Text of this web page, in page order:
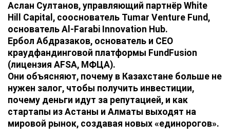
Аслан Султанов, управляющий партнёр White
Hill Capital, сооснователь Tumar Venture Fund,
основатель Al-Farabi Innovation Hub.
Ербол Абдразаков, основатель и CEO
краудфандинговой платформы FundFusion
(лицензия AFSA, МФЦА).
Они объясняют, почему в Казахстане больше не
нужен залог, чтобы получить инвестиции,
почему деньги идут за репутацией, и как
стартапы из Астаны и Алматы выходят на
мировой рынок, создавая новых «единорогов».